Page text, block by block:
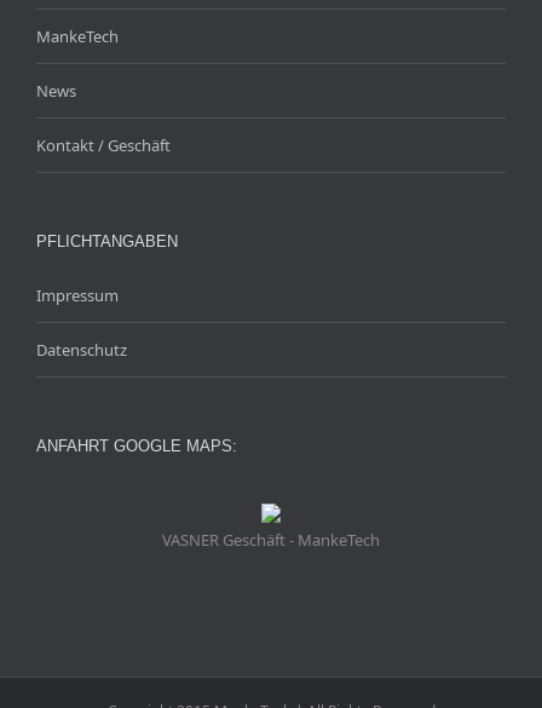
MankeTech
News
Kontakt / Geschäft
PFLICHTANGABEN
Impressum
Datenschutz
ANFAHRT GOOGLE MAPS:
VASNER Geschäft - MankeTech